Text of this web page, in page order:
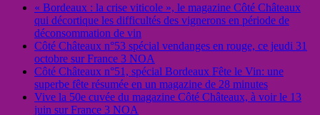
« Bordeaux : la crise viticole », le magazine Côté Châteaux
qui décortique les difficultés des vignerons en période de
déconsommation de vin
Côté Châteaux n°53 spécial vendanges en rouge, ce jeudi 31
octobre sur France 3 NOA
Côté Châteaux n°51, spécial Bordeaux Fête le Vin: une
superbe fête résumée en un magazine de 28 minutes
Vive la 50e cuvée du magazine Côté Châteaux, à voir le 13
juin sur France 3 NOA